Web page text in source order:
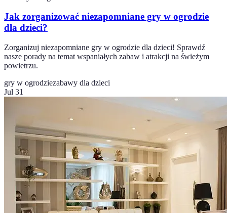
Jak zorganizować niezapomniane gry w ogrodzie
dla dzieci?
Zorganizuj niezapomniane gry w ogrodzie dla dzieci! Sprawdź
nasze porady na temat wspaniałych zabaw i atrakcji na świeżym
powietrzu.
gry w ogrodziezabawy dla dzieci
Jul 31